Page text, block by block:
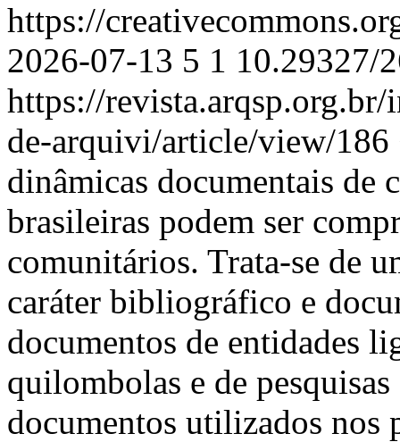
https://
2026-07-13 5 1 10.29327/
https://revista.arqsp.org.br/
de-arquivi/article/view/186
dinâmicas documentais de
brasileiras podem ser
comunitários. Trata-se de
caráter bibliográfico e
documentos de entidades
quilombolas e de
documentos utilizados nos